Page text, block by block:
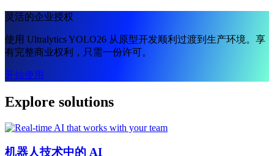
灵活的企业授权
使用 Ultralytics YOLO26 从原型开发顺利过渡到生产环境。享
有完整商业权利，只需一份许可。
开始使用
Explore solutions
机器人技术中的 AI